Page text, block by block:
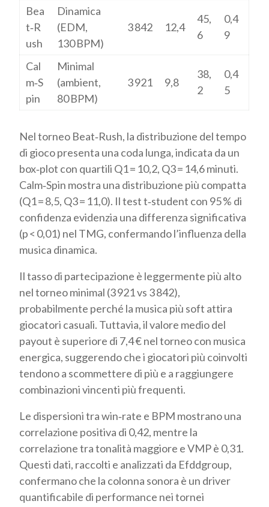
Bea
t‑R
ush
Dinamica
(EDM,
130 BPM)
3 842 12,4
45,
6
0,4
9
Cal
m‑S
pin
Minimal
(ambient,
80 BPM)
3 921 9,8
38,
2
0,4
5
Nel torneo Beat‑Rush, la distribuzione del tempo
di gioco presenta una coda lunga, indicata da un
box‑plot con quartili Q1 = 10,2, Q3 = 14,6 minuti.
Calm‑Spin mostra una distribuzione più compatta
(Q1 = 8,5, Q3 = 11,0). Il test t‑student con 95 % di
confidenza evidenzia una differenza significativa
(p < 0,01) nel TMG, confermando l’influenza della
musica dinamica.
Il tasso di partecipazione è leggermente più alto
nel torneo minimal (3 921 vs 3 842),
probabilmente perché la musica più soft attira
giocatori casuali. Tuttavia, il valore medio del
payout è superiore di 7,4 € nel torneo con musica
energica, suggerendo che i giocatori più coinvolti
tendono a scommettere di più e a raggiungere
combinazioni vincenti più frequenti.
Le dispersioni tra win‑rate e BPM mostrano una
correlazione positiva di 0,42, mentre la
correlazione tra tonalità maggiore e VMP è 0,31.
Questi dati, raccolti e analizzati da Efddgroup,
confermano che la colonna sonora è un driver
quantificabile di performance nei tornei